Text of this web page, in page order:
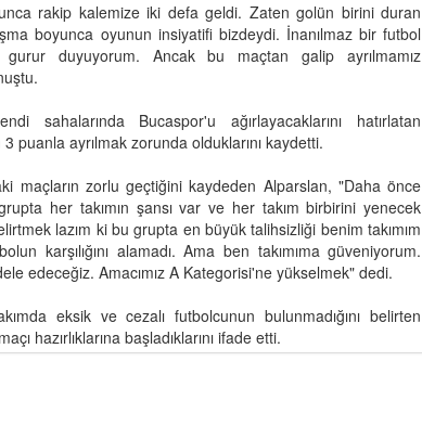
rakip kalemize iki defa geldi. Zaten golün birini duran
boyunca oyunun insiyatifi bizdeydi. İnanılmaz bir futbol
gurur duyuyorum. Ancak bu maçtan galip ayrılmamız
sahalarında Bucaspor'u ağırlayacaklarını hatırlatan
puanla ayrılmak zorunda olduklarını kaydetti.
maçların zorlu geçtiğini kaydeden Alparslan, "Daha önce
her takımın şansı var ve her takım birbirini yenecek
lazım ki bu grupta en büyük talihsizliği benim takımım
karşılığını alamadı. Ama ben takımıma güveniyorum.
edeceğiz. Amacımız A Kategorisi'ne yükselmek" dedi.
eksik ve cezalı futbolcunun bulunmadığını belirten
hazırlıklarına başladıklarını ifade etti.